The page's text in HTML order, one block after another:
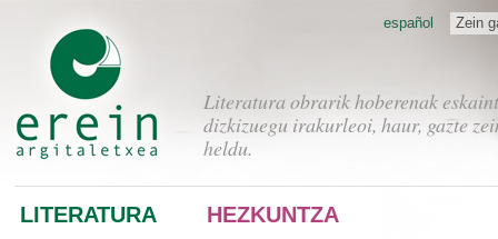
Literatura obrarik hoberenak
dizkizuegu irakurleoi, haur, gazte
heldu.
Zein
español
LITERATURA HEZKUNTZA